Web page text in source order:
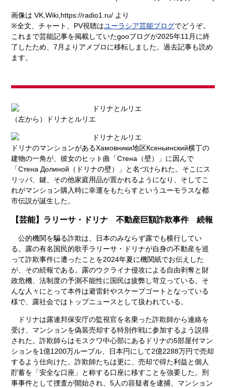
画像はVK,Wiki,https://radio1.ru/より
※全文、チャート、PV視聴はユーラシア芸能ブログでどうぞ。
これまで芸能記事を掲載していたgooブログが2025年11月に終
了したため、7月よりアメブロに移転しました。過去記事も読め
ます。
（左から）ドリナとルリエ
ドリナのマンションがあるХамовники地区Ксеньинский横丁の
建物の一角が、彼女のヒット曲「Стена （壁）」に因んで
「Стена Долиной （ドリナの壁）」と名づけられた。そこにス
リッパ、鍵、その他家庭用品が置かれるようになり、そしてこ
れがマンション購入時に幸運をもたらすというユーモラスな都
市伝説が誕生した。
【芸能】ラリーサ・ドリナ 不動産巨額詐欺事件 続報
公的機関を騙る詐欺は、日本のみならず露でも横行してい
る。露の有名国民的歌手ラリーサ・ドリナが自身の不動産を巡
って詐欺事件に遭ったことを2024年夏に機関紙でお伝えした
が、その続報である。露のウクライナ侵攻による自由剥奪と財
政危機、法制度の予測不能性に国民は疲弊し苛立っている。そ
んな人々にとって本件は避雷針やスケープゴートとなっている
様で、露社会ではトップニュースとして扱われている。
ドリナは露連邦保安庁の監視官を名乗った詐欺師から連絡を
受け、マンションを偽装売却する特別作戦に参加するよう説得
された。詐欺師らはモスクワ中心部にあるドリナの5部屋付マン
ションを1億1200万ルーブル、日本円にして2億2288万円で売却
するよう仕向けた。詐欺師たちは更に、売却で得た利益と個人
貯蓄を「安全な口座」と称する口座に移すことを強要した。刑
事事件として捜査が開始され、5人の容疑者を逮捕、マンション